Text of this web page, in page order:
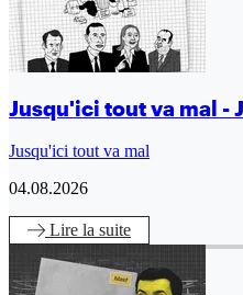
Jusqu'ici tout va mal -
Jusqu'ici tout va mal
04.08.2026
Lire la suite